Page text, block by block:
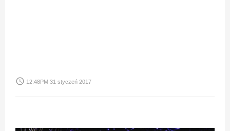
access_time 12:48PM 31 styczeń 2017